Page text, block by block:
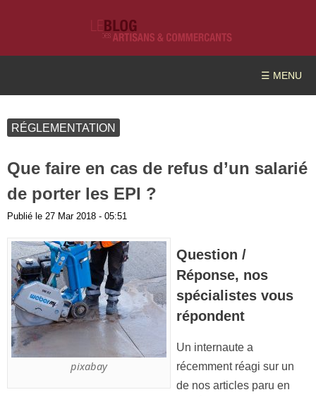
☰ MENU
RÉGLEMENTATION
Que faire en cas de refus d’un salarié
de porter les EPI ?
Publié le 27 Mar 2018 - 05:51
pixabay
Question /
Réponse, nos
spécialistes vous
répondent
Un internaute a
récemment réagi sur un
de nos articles paru en